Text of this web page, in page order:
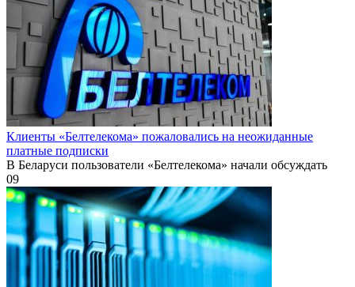
Клиенты «Белтелекома» пожаловались на неожиданные
платные подписки
В Беларуси пользователи «Белтелекома» начали обсуждать
09